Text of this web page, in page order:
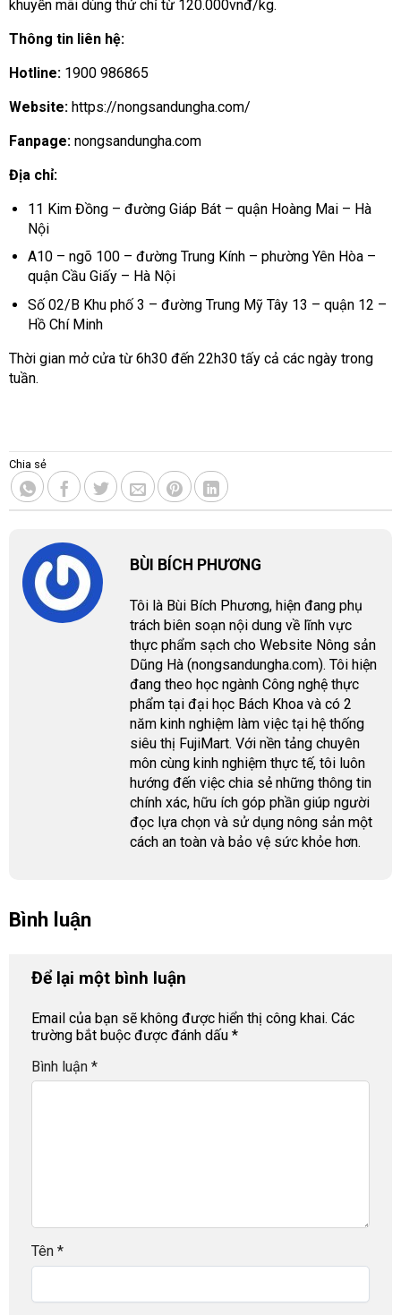
khuyến mãi dùng thử chỉ từ 120.000vnđ/kg.
Thông tin liên hệ:
Hotline: 1900 986865
Website: https://nongsandungha.com/
Fanpage: nongsandungha.com
Địa chỉ:
11 Kim Đồng – đường Giáp Bát – quận Hoàng Mai – Hà
Nội
A10 – ngõ 100 – đường Trung Kính – phường Yên Hòa –
quận Cầu Giấy – Hà Nội
Số 02/B Khu phố 3 – đường Trung Mỹ Tây 13 – quận 12 –
Hồ Chí Minh
Thời gian mở cửa từ 6h30 đến 22h30 tấy cả các ngày trong
tuần.
Chia sẻ
BÙI BÍCH PHƯƠNG
Tôi là Bùi Bích Phương, hiện đang phụ
trách biên soạn nội dung về lĩnh vực
thực phẩm sạch cho Website Nông sản
Dũng Hà (nongsandungha.com). Tôi hiện
đang theo học ngành Công nghệ thực
phẩm tại đại học Bách Khoa và có 2
năm kinh nghiệm làm việc tại hệ thống
siêu thị FujiMart. Với nền tảng chuyên
môn cùng kinh nghiệm thực tế, tôi luôn
hướng đến việc chia sẻ những thông tin
chính xác, hữu ích góp phần giúp người
đọc lựa chọn và sử dụng nông sản một
cách an toàn và bảo vệ sức khỏe hơn.
Bình luận
Để lại một bình luận
Email của bạn sẽ không được hiển thị công khai. Các
trường bắt buộc được đánh dấu *
Bình luận *
Tên *